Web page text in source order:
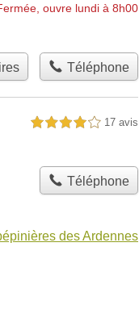
ouvre lundi à 8h00
Téléphone
4,0 étoiles sur 5 17 avis
Téléphone
des Ardennes